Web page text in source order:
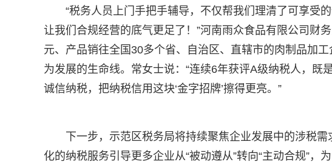
“税务人员上门手把手辅导，不仅帮我们理清了可享受
让我们合规经营的底气更足了！”河南雨众食品有限公司财
元、产品销往全国30多个省、自治区、直辖市的肉制品加
为发展的生命线。常女士说：“连续6年获评A级纳税人，既
诚信纳税，把纳税信用这块‘金字招牌’擦得更亮。”
下一步，示范区税务局将持续聚焦企业发展中的涉税
化的纳税服务引导更多企业从“被动遵从”转向“主动合规”，